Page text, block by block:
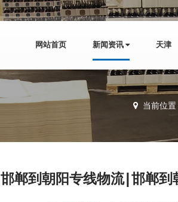
网站首页 新闻资讯 天津
当前位置
邯郸到朝阳专线物流|邯郸到